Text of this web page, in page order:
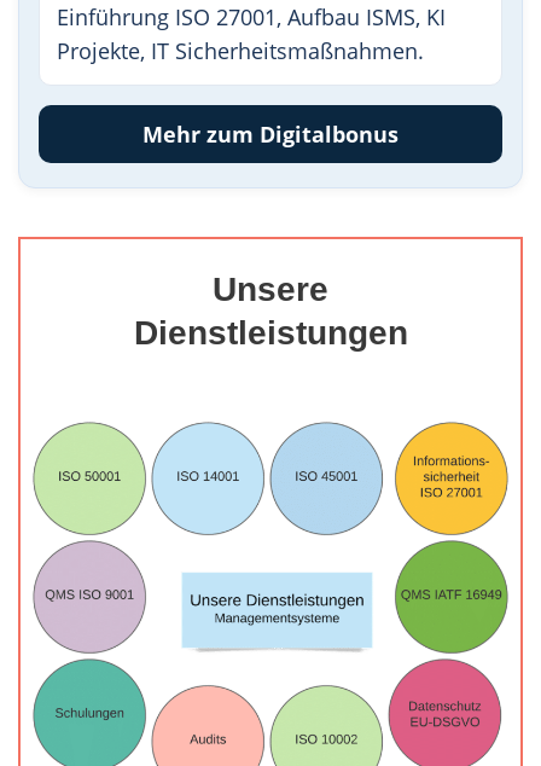
Einführung ISO 27001, Aufbau ISMS, KI
Projekte, IT Sicherheitsmaßnahmen.
Mehr zum Digitalbonus
Unsere
Dienstleistungen